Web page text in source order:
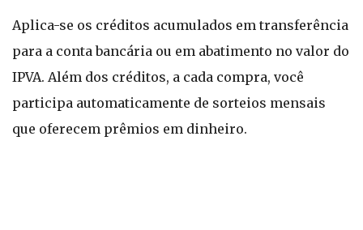
Aplica-se os créditos acumulados em transferência
para a conta bancária ou em abatimento no valor do
IPVA. Além dos créditos, a cada compra, você
participa automaticamente de sorteios mensais
que oferecem prêmios em dinheiro.